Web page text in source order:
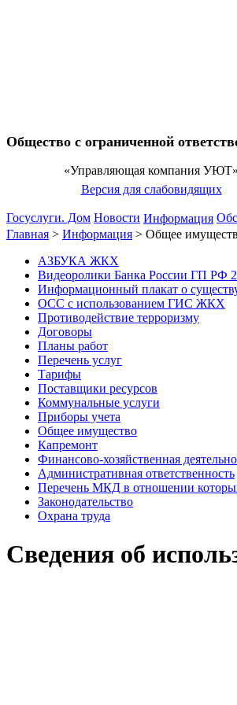
Общество с ограниченной
«Управляющая компания УЮТ»
Версия для слабовидящих
Госуслуги. Дом Новости Информация
Главная > Информация > Общее
АЗБУКА ЖКХ
Видеоролики Банка России ГП РФ
Информационный плакат о
ОСС с использованием ГИС ЖКХ
Противодействие терроризму
Договоры
Планы работ
Перечень услуг
Тарифы
Поставщики ресурсов
Коммунальные услуги
Приборы учета
Общее имущество
Капремонт
Финансово-хозяйственная
Административная ответственность
Перечень МКД в отношении
Законодательство
Охрана труда
Сведения об